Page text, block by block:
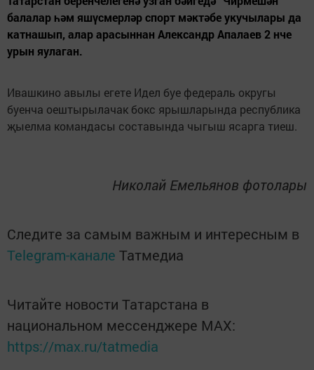
балалар һәм яшүсмерләр спорт мәктәбе укучылары да
катнашып, алар арасыннан Александр Апалаев 2 нче
урын яулаган.
Ивашкино авылы егете Идел буе федераль округы
буенча оештырылачак бокс ярышларында республика
җыелма командасы составында чыгыш ясарга тиеш.
Николай Емельянов фотолары
Следите за самым важным и интересным в
Telegram-канале Татмедиа
Читайте новости Татарстана в
национальном мессенджере MАХ:
https://max.ru/tatmedia